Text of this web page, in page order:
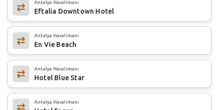
Antalya Havalimanı
Eftalia Downtown Hotel
Antalya Havalimanı
En Vie Beach
Antalya Havalimanı
Hotel Blue Star
Antalya Havalimanı